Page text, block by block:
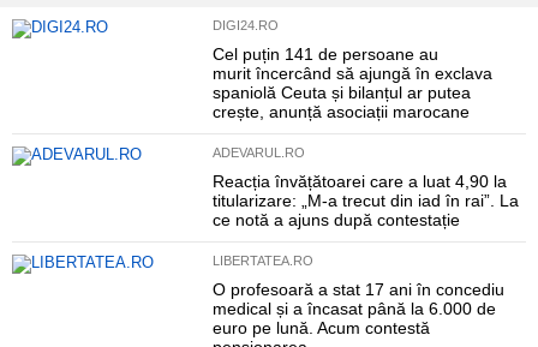
DIGI24.RO
Cel puțin 141 de persoane au
murit încercând să ajungă în exclava
spaniolă Ceuta și bilanțul ar putea
crește, anunță asociații marocane
ADEVARUL.RO
Reacția învățătoarei care a luat 4,90 la
titularizare: „M-a trecut din iad în rai”. La
ce notă a ajuns după contestație
LIBERTATEA.RO
O profesoară a stat 17 ani în concediu
medical și a încasat până la 6.000 de
euro pe lună. Acum contestă